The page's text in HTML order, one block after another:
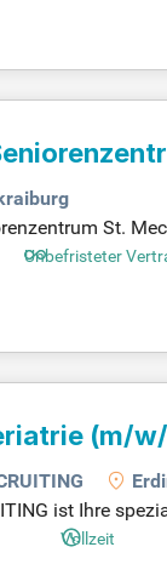
St.
unterstützt
und mache
Unbefristeter
(m/
ist Ihre
Vollzeit